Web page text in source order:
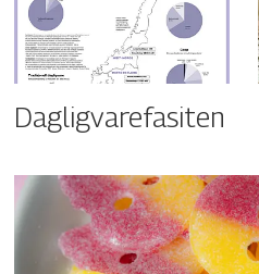
Dagligvarefasiten